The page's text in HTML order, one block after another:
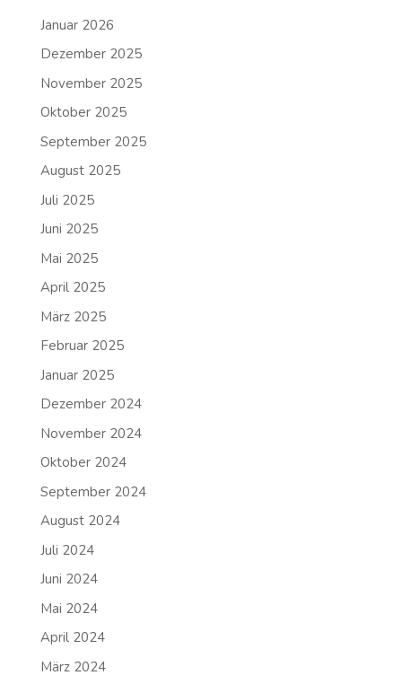
Januar 2026
Dezember 2025
November 2025
Oktober 2025
September 2025
August 2025
Juli 2025
Juni 2025
Mai 2025
April 2025
März 2025
Februar 2025
Januar 2025
Dezember 2024
November 2024
Oktober 2024
September 2024
August 2024
Juli 2024
Juni 2024
Mai 2024
April 2024
März 2024